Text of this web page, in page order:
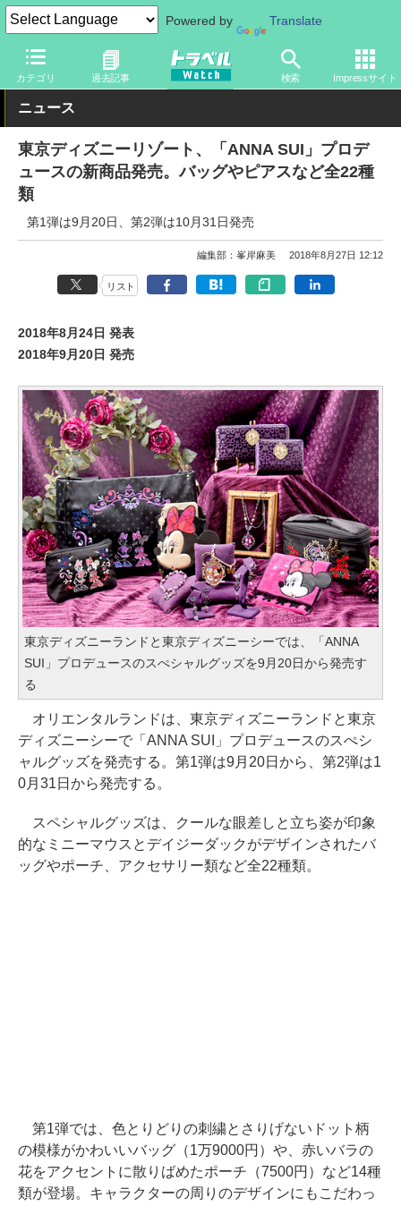
Powered by Translate
カテゴリ 過去記事 検索 Impressサイト
トラベル Watch 旅の情報 観光地 ディズニーリゾート
ニュース
東京ディズニーリゾート、「ANNA SUI」プロデ
ュースの新商品発売。バッグやピアスなど全22種
類
第1弾は9月20日、第2弾は10月31日発売
編集部：峯岸麻美 2018年8月27日 12:12
リスト
2018年8月24日 発表
2018年9月20日 発売
東京ディズニーランドと東京ディズニーシーでは、「ANNA
SUI」プロデュースのスぺシャルグッズを9月20日から発売す
る
オリエンタルランドは、東京ディズニーランドと東京
ディズニーシーで「ANNA SUI」プロデュースのスぺシ
ャルグッズを発売する。第1弾は9月20日から、第2弾は1
0月31日から発売する。
スペシャルグッズは、クールな眼差しと立ち姿が印象
的なミニーマウスとデイジーダックがデザインされたバ
ッグやポーチ、アクセサリー類など全22種類。
第1弾では、色とりどりの刺繍とさりげないドット柄
の模様がかわいいバッグ（1万9000円）や、赤いバラの
花をアクセントに散りばめたポーチ（7500円）など14種
類が登場。キャラクターの周りのデザインにもこだわっ